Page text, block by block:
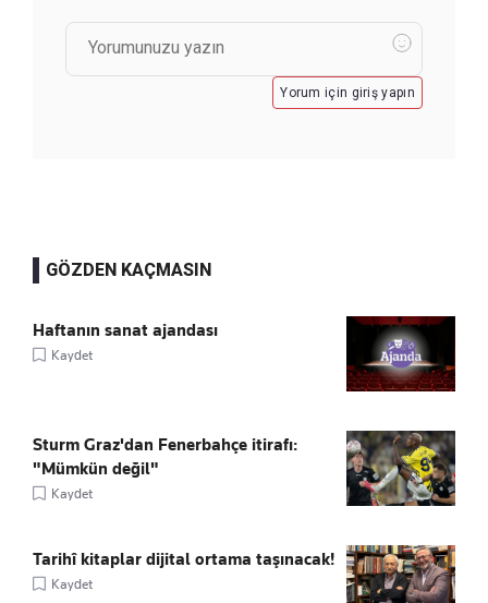
Yorum için giriş yapın
GÖZDEN KAÇMASIN
Haftanın sanat ajandası
Kaydet
Sturm Graz'dan Fenerbahçe itirafı:
"Mümkün değil"
Kaydet
Tarihî kitaplar dijital ortama taşınacak!
Kaydet